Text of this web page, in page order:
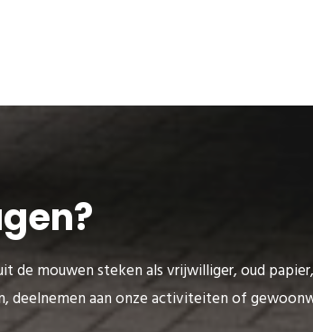
de mouwen steken als vrijwilliger, oud
deelnemen aan onze activiteiten of